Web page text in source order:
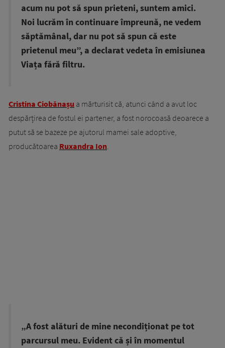
acum nu pot să spun prieteni, suntem amici.
Noi lucrăm în continuare împreună, ne vedem
săptămânal, dar nu pot să spun că este
prietenul meu”, a declarat vedeta în emisiunea
Viața fără filtru.
Cristina Ciobănașu a mărturisit că, atunci când a avut loc
despărțirea de fostul ei partener, a fost norocoasă deoarece a
putut să se bazeze pe ajutorul mamei sale adoptive,
producătoarea Ruxandra Ion
„A fost alături de mine necondiționat pe tot
parcursul meu. Evident că și în momentul